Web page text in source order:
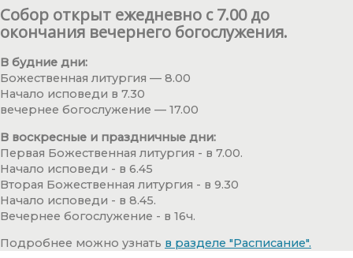
Собор открыт ежедневно с 7.00 до
окончания вечернего богослужения.
В будние дни:
Божественная литургия — 8.00
Начало исповеди в 7.30
вечернее богослужение — 17.00
В воскресные и праздничные дни:
Первая Божественная литургия - в 7.00.
Начало исповеди - в 6.45
Вторая Божественная литургия - в 9.30
Начало исповеди - в 8.45.
Вечернее богослужение - в 16ч.
Подробнее можно узнать в разделе "Расписание".